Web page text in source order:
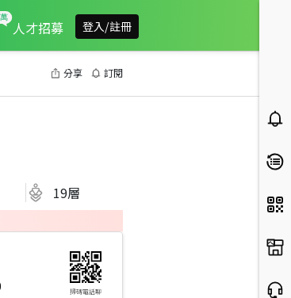
人才招募 登入/註冊
分享 訂閱
19層
掃碼電話聊